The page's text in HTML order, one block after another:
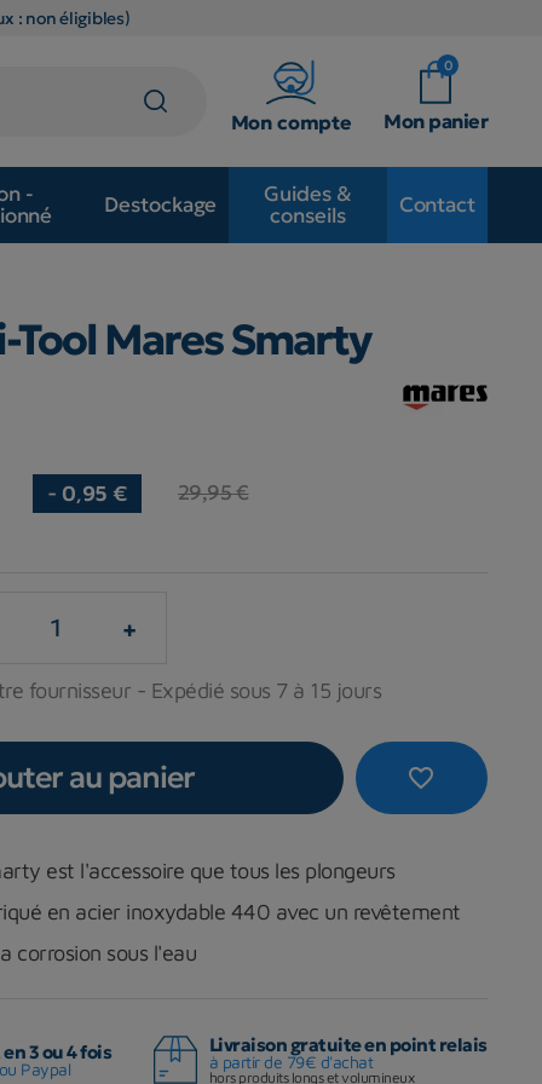
: non éligibles)
Mon compte
0
Mon panier
-
Destockage
Guides &
conseils
Contact
Mares Smarty
- 0,95 € 29,95 €
+
fournisseur - Expédié sous 7 à 15 jours
favorite_border
au panier
est l'accessoire que tous les plongeurs
en acier inoxydable 440 avec un revêtement
corrosion sous l'eau
3 ou 4 fois
Paypal
Livraison gratuite en point relais
à partir de 79€ d'achat
hors produits longs et volumineux